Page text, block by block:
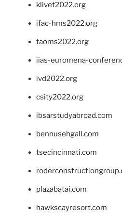
klivet2022.org
ifac-hms2022.org
taoms2022.org
iias-euromena-
ivd2022.org
csity2022.org
ibsarstudyabroad.com
bennusehgall.com
tsecincinnati.com
plazabatai.com
hawkscayresort.com